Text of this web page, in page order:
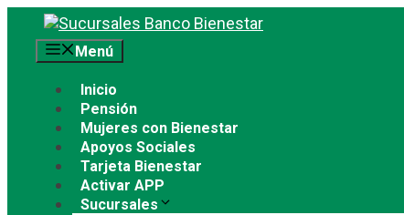
Saltar
contenidoMenú
Inicio
Pensión
Mujeres con Bienestar
Apoyos Sociales
Tarjeta Bienestar
Activar APP
Sucursales